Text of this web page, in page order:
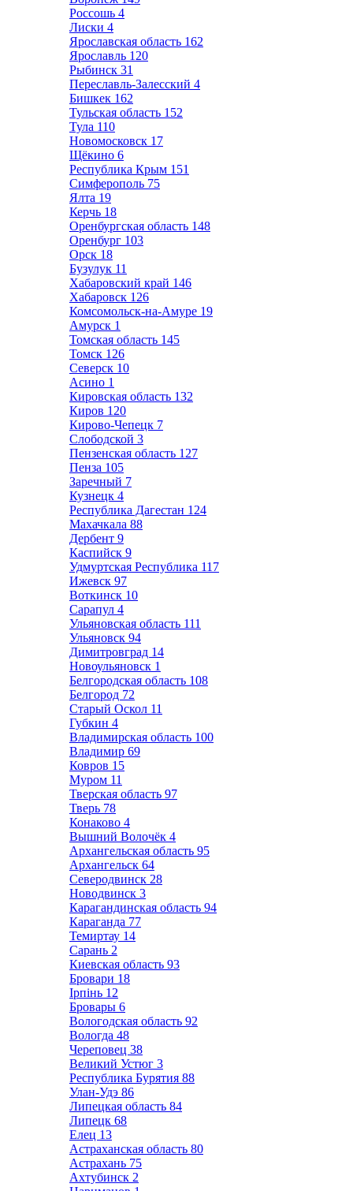
Россошь 4
Лиски 4
Ярославская область 162
Ярославль 120
Рыбинск 31
Переславль-Залесский 4
Бишкек 162
Тульская область 152
Тула 110
Новомосковск 17
Щёкино 6
Республика Крым 151
Симферополь 75
Ялта 19
Керчь 18
Оренбургская область 148
Оренбург 103
Орск 18
Бузулук 11
Хабаровский край 146
Хабаровск 126
Комсомольск-на-Амуре 19
Амурск 1
Томская область 145
Томск 126
Северск 10
Асино 1
Кировская область 132
Киров 120
Кирово-Чепецк 7
Слободской 3
Пензенская область 127
Пенза 105
Заречный 7
Кузнецк 4
Республика Дагестан 124
Махачкала 88
Дербент 9
Каспийск 9
Удмуртская Республика 117
Ижевск 97
Воткинск 10
Сарапул 4
Ульяновская область 111
Ульяновск 94
Димитровград 14
Новоульяновск 1
Белгородская область 108
Белгород 72
Старый Оскол 11
Губкин 4
Владимирская область 100
Владимир 69
Ковров 15
Муром 11
Тверская область 97
Тверь 78
Конаково 4
Вышний Волочёк 4
Архангельская область 95
Архангельск 64
Северодвинск 28
Новодвинск 3
Карагандинская область 94
Караганда 77
Темиртау 14
Сарань 2
Киевская область 93
Бровари 18
Ірпінь 12
Бровары 6
Вологодская область 92
Вологда 48
Череповец 38
Великий Устюг 3
Республика Бурятия 88
Улан-Удэ 86
Липецкая область 84
Липецк 68
Елец 13
Астраханская область 80
Астрахань 75
Ахтубинск 2